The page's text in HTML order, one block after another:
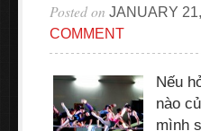
Posted on JANUARY
COMMENT
Nếu
nào
mình